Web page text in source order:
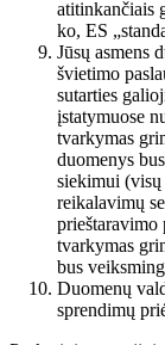
atitinkančiais
ko, ES
Jūsų asmens
švietimo
sutarties
įstatymuose
tvarkymas
duomenys
siekimui (visų
reikalavimų
prieštaravimo
tvarkymas
bus
Duomenų
sprendimų